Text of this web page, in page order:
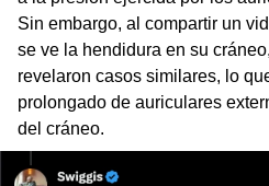
Sin embargo, al compartir un
se ve la hendidura en su
revelaron casos similares, lo
prolongado de auriculares
del cráneo.